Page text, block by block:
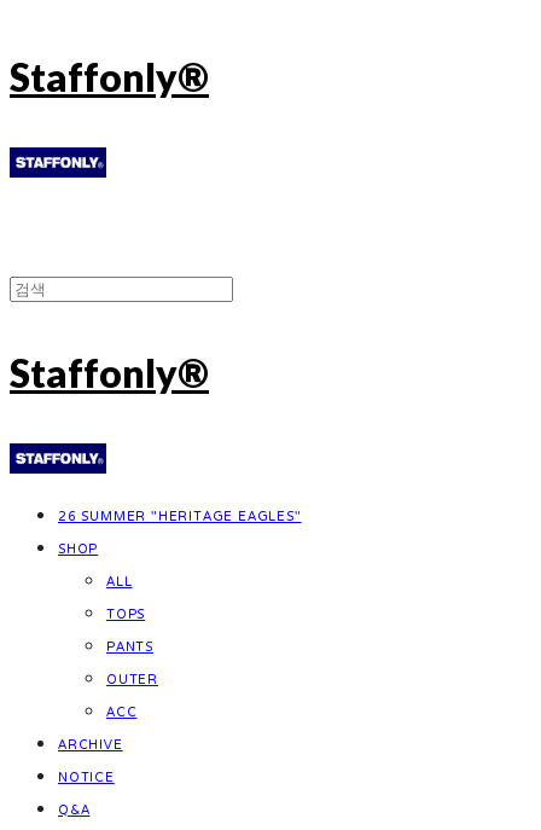
Staffonly®
Staffonly®
26 SUMMER "HERITAGE EAGLES"
SHOP
ALL
TOPS
PANTS
OUTER
ACC
ARCHIVE
NOTICE
Q&A